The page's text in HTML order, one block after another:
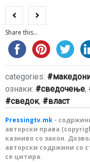
Share this...
categories:
ознаки:
сведочење,
сведок, власт
Pressingtv.mk -
авторски права
казниво со закон.
авторски содржини со
се цитира.